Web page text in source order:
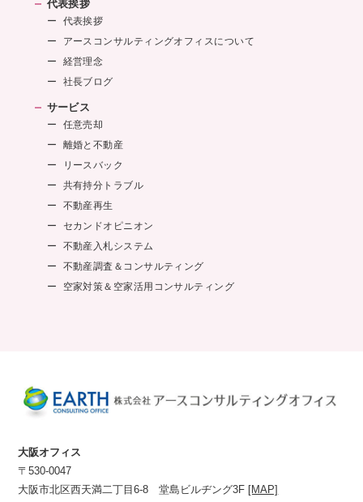
代表挨拶
代表挨拶
アースコンサルティングオフィスについて
経営理念
社長ブログ
サービス
任意売却
離婚と不動産
リースバック
共有持分トラブル
不動産再生
セカンドオピニオン
不動産入札システム
不動産調査＆コンサルティング
空家対策＆空家活用コンサルティング
大阪オフィス
〒530-0047
大阪市北区西天満二丁目6-8 堂島ビルヂング3F [MAP]